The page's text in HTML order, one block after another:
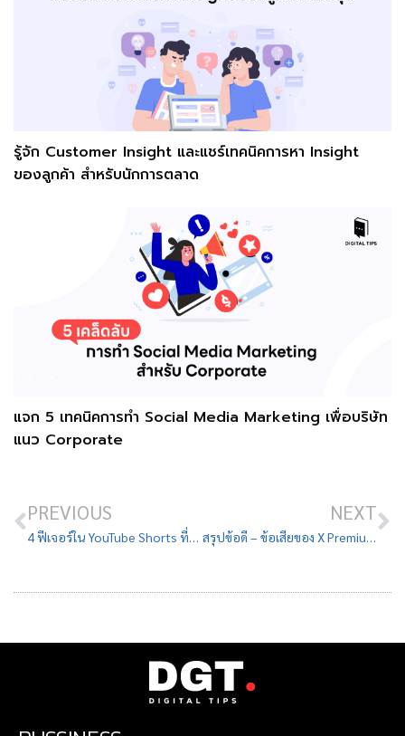
รู้จัก Customer Insight และแชร์เทคนิคการหา Insight
ของลูกค้า สำหรับนักการตลาด
แจก 5 เทคนิคการทำ Social Media Marketing เพื่อบริษัท
แนว Corporate
PREVIOUS
4 ฟีเจอร์ใน YouTube Shorts ที่ทำคอนเทนต์คลิปสั้นปังฉุดไม่อยู่!
NEXT
สรุปข้อดี – ข้อเสียของ X Premium (Twitter Blue) ที่คุณต้องรู้